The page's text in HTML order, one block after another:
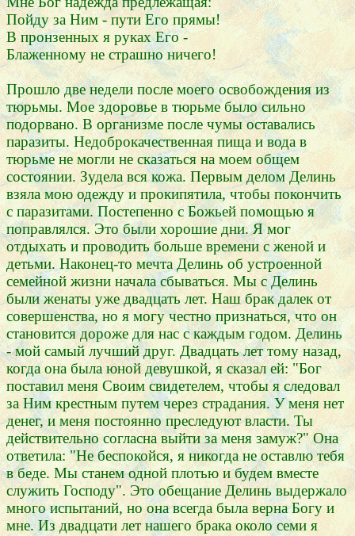
Пойду за Ним - пути Его прямы!
В пронзенных я руках Его -
Блаженному не страшно ничего!
Прошло две недели после моего освобождения из
тюрьмы. Мое здоровье в тюрьме было сильно
подорвано. В организме после чумы оставались
паразиты. Недоброкачественная пища и вода в
тюрьме не могли не сказаться на моем общем
состоянии. Зудела вся кожа. Первым делом Делинь
взяла мою одежду и прокипятила, чтобы покончить
с паразитами. Постепенно с Божьей помощью я
поправлялся. Это были хорошие дни. Я мог
отдыхать и проводить больше времени с женой и
детьми. Наконец-то мечта Делинь об устроенной
семейной жизни начала сбываться. Мы с Делинь
были женаты уже двадцать лет. Наш брак далек от
совершенства, но я могу честно признаться, что он
становится дороже для нас с каждым годом. Делинь
- мой самый лучший друг. Двадцать лет тому назад,
когда она была юной девушкой, я сказал ей: "Бог
поставил меня Своим свидетелем, чтобы я следовал
за Ним крестным путем через страдания. У меня нет
денег, и меня постоянно преследуют власти. Ты
действительно согласна выйти за меня замуж?" Она
ответила: "Не беспокойся, я никогда не оставлю тебя
в беде. Мы станем одной плотью и будем вместе
служить Господу". Это обещание Делинь выдержало
много испытаний, но она всегда была верна Богу и
мне. Из двадцати лет нашего брака около семи я